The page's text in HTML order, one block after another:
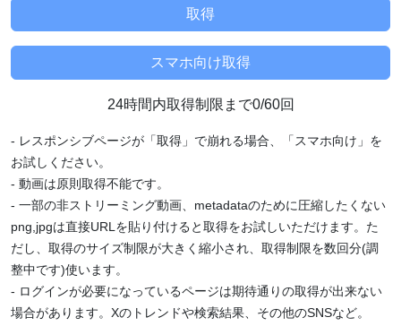
24時間内取得制限まで0/60回
- レスポンシブページが「取得」で崩れる場合、「スマホ向け」を
お試しください。
- 動画は原則取得不能です。
- 一部の非ストリーミング動画、metadataのために圧縮したくない
png,jpgは直接URLを貼り付けると取得をお試しいただけます。た
だし、取得のサイズ制限が大きく縮小され、取得制限を数回分(調
整中です)使います。
- ログインが必要になっているページは期待通りの取得が出来ない
場合があります。Xのトレンドや検索結果、その他のSNSなど。